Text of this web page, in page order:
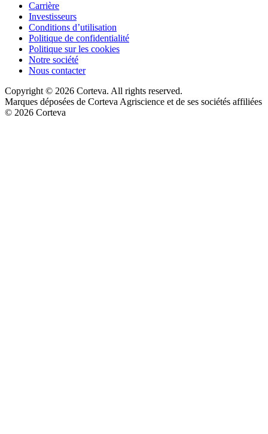
Carrière
Investisseurs
Conditions d’utilisation
Politique de confidentialité
Politique sur les cookies
Notre société
Nous contacter
Copyright © 2026 Corteva. All rights reserved.
Marques déposées de Corteva Agriscience et de ses sociétés affiliées
© 2026 Corteva